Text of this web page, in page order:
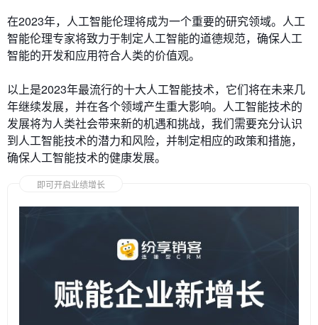
在2023年，人工智能伦理将成为一个重要的研究领域。人工
智能伦理专家将致力于制定人工智能的道德规范，确保人工
智能的开发和应用符合人类的价值观。
以上是2023年最流行的十大人工智能技术，它们将在未来几
年继续发展，并在各个领域产生重大影响。人工智能技术的
发展将为人类社会带来新的机遇和挑战，我们需要充分认识
到人工智能技术的潜力和风险，并制定相应的政策和措施，
确保人工智能技术的健康发展。
即可开启业绩增长